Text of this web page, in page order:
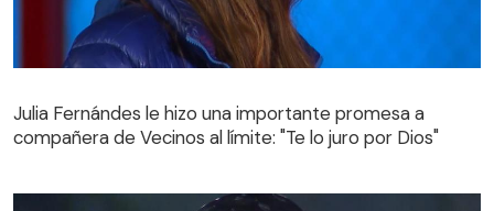
compañera de Vecinos al límite: "Te lo juro por Dios"
Julia Fernándes le hizo una importante promesa a
compañera de Vecinos al límite: "Te lo juro por Dios"